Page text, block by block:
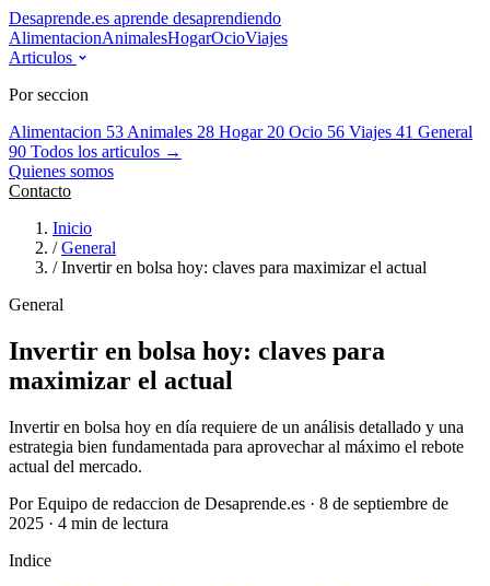
Desaprende.es aprende desaprendiendo
AlimentacionAnimalesHogarOcioViajes
Articulos
Por seccion
Alimentacion 53 Animales 28 Hogar 20 Ocio 56 Viajes 41 General
90 Todos los articulos →
Quienes somos
Contacto
Inicio
/ General
/ Invertir en bolsa hoy: claves para maximizar el actual
General
Invertir en bolsa hoy: claves para
maximizar el actual
Invertir en bolsa hoy en día requiere de un análisis detallado y una
estrategia bien fundamentada para aprovechar al máximo el rebote
actual del mercado.
Por Equipo de redaccion de Desaprende.es · 8 de septiembre de
2025 · 4 min de lectura
Indice